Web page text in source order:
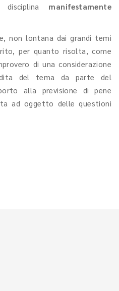
manifestamente
non lontana dai grandi temi
per quanto risolta, come
di una considerazione
del tema da parte del
alla previsione di pene
ad oggetto delle questioni